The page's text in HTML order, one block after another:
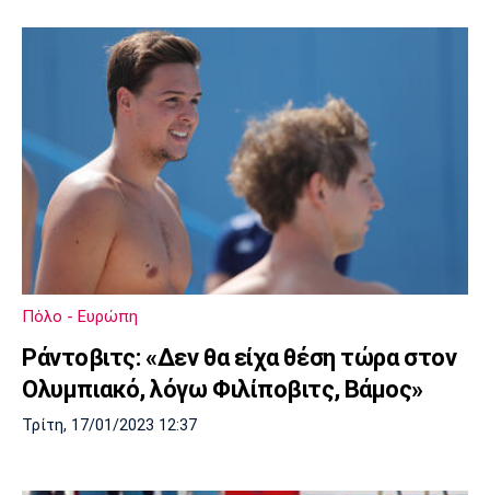
Πόλο - Ευρώπη
Ράντοβιτς: «Δεν θα είχα θέση τώρα στον
Ολυμπιακό, λόγω Φιλίποβιτς, Βάμος»
Τρίτη, 17/01/2023 12:37